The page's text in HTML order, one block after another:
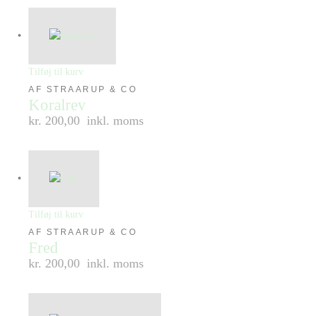
Tilføj til kurv
AF STRAARUP & CO
Koralrev
kr. 200,00 inkl. moms
Tilføj til kurv
AF STRAARUP & CO
Fred
kr. 200,00 inkl. moms